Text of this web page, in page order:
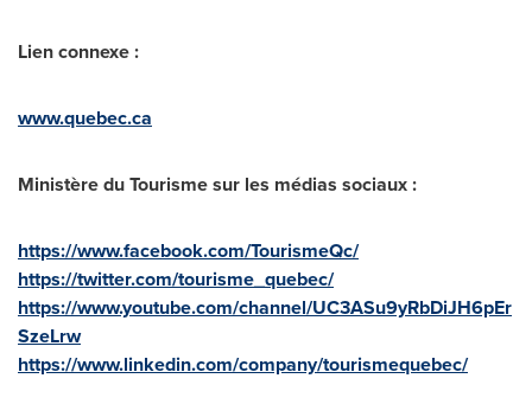
Lien connexe :
www.quebec.ca
Ministère du Tourisme sur les médias sociaux :
https://www.facebook.com/TourismeQc/
https://twitter.com/tourisme_quebec/
https://www.youtube.com/channel/UC3ASu9yRbDiJH6pEr
SzeLrw
https://www.linkedin.com/company/tourismequebec/